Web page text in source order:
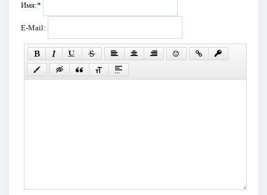
Имя:*
E-Mail: